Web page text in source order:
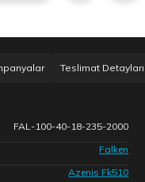
Teslimat Detayları
FAL-100-40-18-235-2000
Falken
Azenis Fk510